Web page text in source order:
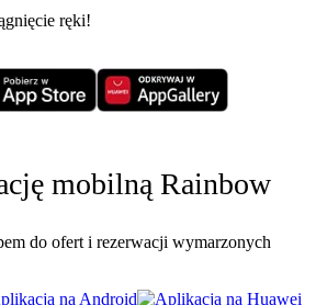
ręki!
mobilną Rainbow
do ofert i rezerwacji wymarzonych